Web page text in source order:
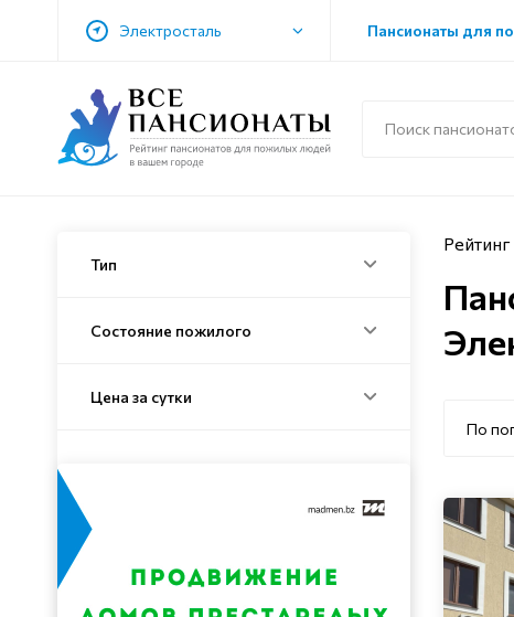
Электросталь Пансионаты для
Тип
Состояние пожилого
Цена за сутки
По